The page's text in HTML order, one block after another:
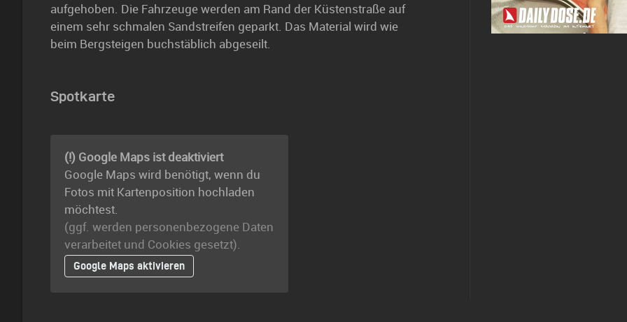
aufgehoben. Die Fahrzeuge werden am Rand der Küstenstraße auf
einem sehr schmalen Sandstreifen geparkt. Das Material wird wie
beim Bergsteigen buchstäblich abgeseilt.
Spotkarte
(!) Google Maps ist deaktiviert
Google Maps wird benötigt, wenn du
Fotos mit Kartenposition hochladen
möchtest.
(ggf. werden personen­bezogene Daten
verarbeitet und Cookies gesetzt).
Google Maps aktivieren